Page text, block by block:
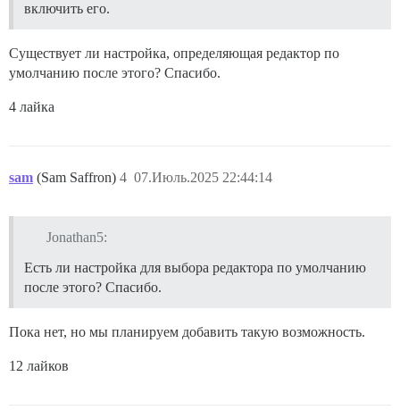
включить его.
Существует ли настройка, определяющая редактор по
умолчанию после этого? Спасибо.
4 лайка
sam (Sam Saffron) 07.Июль.2025 22:44:14
4
Jonathan5:
Есть ли настройка для выбора редактора по умолчанию
после этого? Спасибо.
Пока нет, но мы планируем добавить такую возможность.
12 лайков